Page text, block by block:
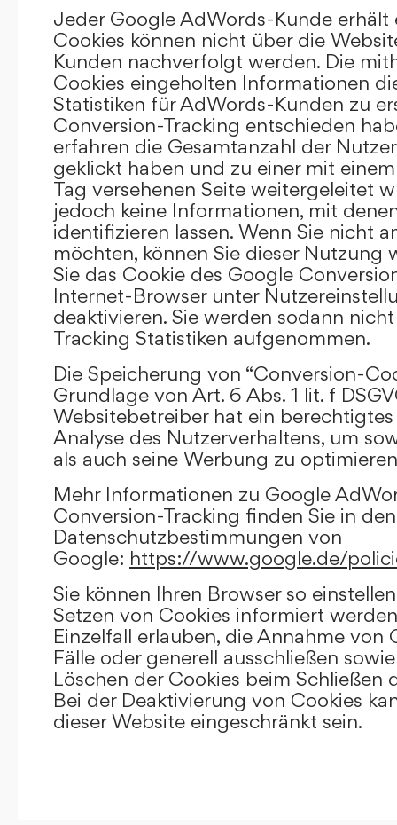
Jeder Google AdWords-Kunde erhält
Cookies können nicht über die
Kunden nachverfolgt werden. Die
Cookies eingeholten Informationen
Statistiken für AdWords-Kunden zu
Conversion-Tracking entschieden
erfahren die Gesamtanzahl der
geklickt haben und zu einer mit
Tag versehenen Seite weitergeleitet
jedoch keine Informationen, mit
identifizieren lassen. Wenn Sie nicht
möchten, können Sie dieser Nutzung
Sie das Cookie des Google
Internet-Browser unter
deaktivieren. Sie werden sodann
Tracking Statistiken aufgenommen.
Die Speicherung von “Conversion-
Grundlage von Art. 6 Abs. 1 lit. f
Websitebetreiber hat ein berechtigtes
Analyse des Nutzerverhaltens, um
als auch seine Werbung zu
Mehr Informationen zu Google
Conversion-Tracking finden Sie in den
Datenschutzbestimmungen von
Google: https://www.google.de/
Sie können Ihren Browser so
Setzen von Cookies informiert
Einzelfall erlauben, die Annahme von
Fälle oder generell ausschließen
Löschen der Cookies beim Schließen
Bei der Deaktivierung von Cookies
dieser Website eingeschränkt sein.